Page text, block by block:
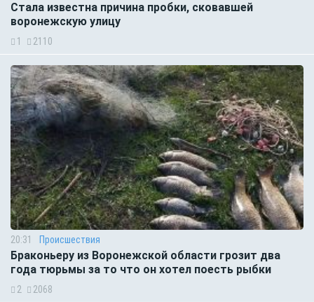
Стала известна причина пробки, сковавшей
воронежскую улицу
1 2110
20:31 Происшествия
Браконьеру из Воронежской области грозит два
года тюрьмы за то что он хотел поесть рыбки
2 2068